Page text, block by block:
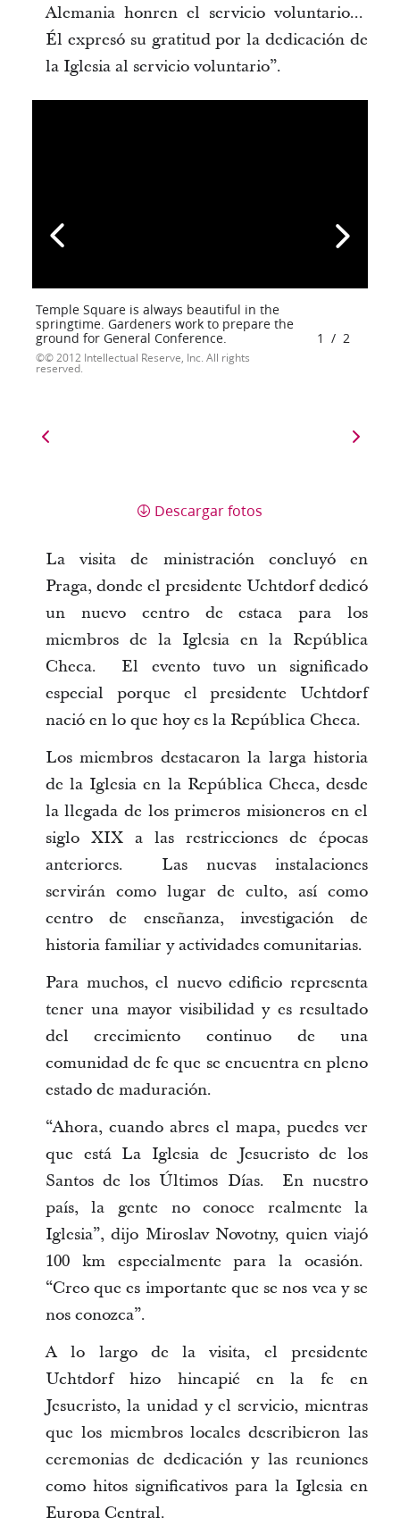
Alemania honren el servicio voluntario...
Él expresó su gratitud por la dedicación de
la Iglesia al servicio voluntario”.
Temple Square is always beautiful in the
springtime. Gardeners work to prepare the
ground for General Conference.
© 2012 Intellectual Reserve, Inc. All rights
reserved.
1 / 2
Descargar fotos
La visita de ministración concluyó en
Praga, donde el presidente Uchtdorf dedicó
un nuevo centro de estaca para los
miembros de la Iglesia en la República
Checa. El evento tuvo un significado
especial porque el presidente Uchtdorf
nació en lo que hoy es la República Checa.
Los miembros destacaron la larga historia
de la Iglesia en la República Checa, desde
la llegada de los primeros misioneros en el
siglo XIX a las restricciones de épocas
anteriores. Las nuevas instalaciones
servirán como lugar de culto, así como
centro de enseñanza, investigación de
historia familiar y actividades comunitarias.
Para muchos, el nuevo edificio representa
tener una mayor visibilidad y es resultado
del crecimiento continuo de una
comunidad de fe que se encuentra en pleno
estado de maduración.
“Ahora, cuando abres el mapa, puedes ver
que está La Iglesia de Jesucristo de los
Santos de los Últimos Días. En nuestro
país, la gente no conoce realmente la
Iglesia”, dijo Miroslav Novotny, quien viajó
100 km especialmente para la ocasión.
“Creo que es importante que se nos vea y se
nos conozca”.
A lo largo de la visita, el presidente
Uchtdorf hizo hincapié en la fe en
Jesucristo, la unidad y el servicio, mientras
que los miembros locales describieron las
ceremonias de dedicación y las reuniones
como hitos significativos para la Iglesia en
Europa Central.